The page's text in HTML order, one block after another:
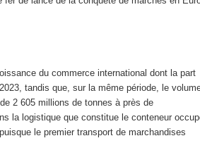
du commerce international dont la part
tandis que, sur la même période, le
2 605 millions de tonnes à près de
la logistique que constitue le conteneur
le premier transport de marchandises